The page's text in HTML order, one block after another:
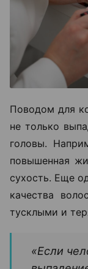
Поводом для
не только
головы.
повышенная
сухость. Еще
качества
тусклыми и
«Если